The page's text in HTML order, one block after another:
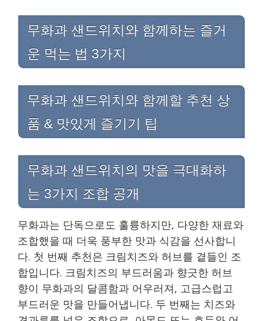
무화과 샌드위치와 함께하는 즐거
운 먹는 법 3가지
무화과 샌드위치와 함께할 추천 상
품 & 맛있게 즐기기 팁
무화과 샌드위치의 맛을 극대화하
는 3가지 조합 공개
무화과는 단독으로도 훌륭하지만, 다양한 재료와
조합했을 때 더욱 풍부한 맛과 식감을 선사합니
다. 첫 번째 추천은 크림치즈와 허브를 곁들인 조
합입니다. 크림치즈의 부드러움과 향긋한 허브
향이 무화과의 달콤함과 어우러져, 고급스럽고
부드러운 맛을 만들어냅니다. 두 번째는 치즈와